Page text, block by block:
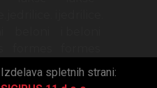
Izdelava spletnih strani: